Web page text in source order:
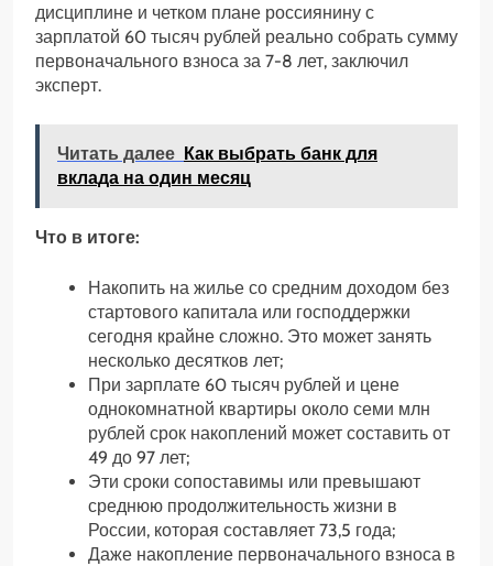
дисциплине и четком плане россиянину с
зарплатой 60 тысяч рублей реально собрать сумму
первоначального взноса за 7-8 лет, заключил
эксперт.
Читать далее Как выбрать банк для
вклада на один месяц
Что в итоге:
Накопить на жилье со средним доходом без
стартового капитала или господдержки
сегодня крайне сложно. Это может занять
несколько десятков лет;
При зарплате 60 тысяч рублей и цене
однокомнатной квартиры около семи млн
рублей срок накоплений может составить от
49 до 97 лет;
Эти сроки сопоставимы или превышают
среднюю продолжительность жизни в
России, которая составляет 73,5 года;
Даже накопление первоначального взноса в